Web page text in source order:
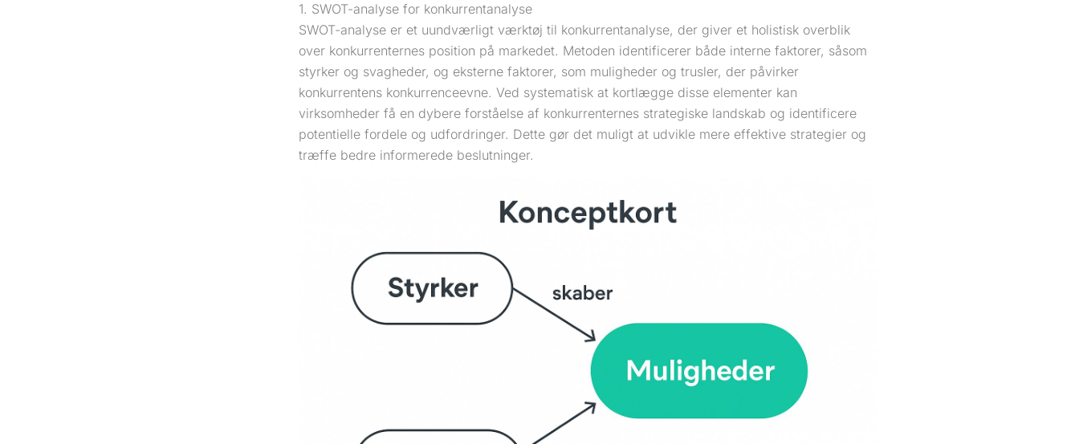
1. SWOT-analyse for konkurrentanalyse
SWOT-analyse er et uundværligt værktøj til konkurrentanalyse, der giver et holistisk overblik
over konkurrenternes position på markedet. Metoden identificerer både interne faktorer, såsom
styrker og svagheder, og eksterne faktorer, som muligheder og trusler, der påvirker
konkurrentens konkurrenceevne. Ved systematisk at kortlægge disse elementer kan
virksomheder få en dybere forståelse af konkurrenternes strategiske landskab og identificere
potentielle fordele og udfordringer. Dette gør det muligt at udvikle mere effektive strategier og
træffe bedre informerede beslutninger.